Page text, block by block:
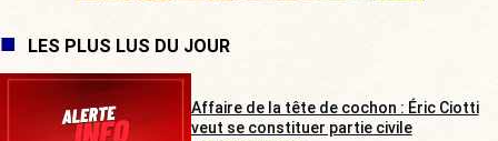
LES PLUS LUS DU JOUR
Affaire de la tête de cochon : Éric Ciotti
veut se constituer partie civile